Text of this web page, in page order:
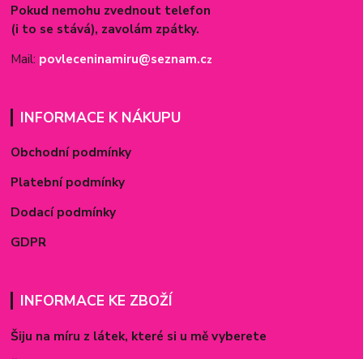
Pokud nemohu zvednout telefon
(i to se stává), zavolám zpátky.
Mail: povleceninamiru@seznam.cz
INFORMACE K NÁKUPU
Obchodní podmínky
Platební podmínky
Dodací podmínky
GDPR
INFORMACE KE ZBOŽÍ
Šiju na míru z látek, které si u mě vyberete